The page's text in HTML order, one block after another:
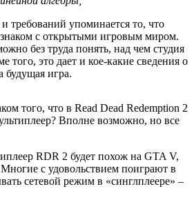
требований упоминается то, что
с открытыми игровым миром.
без труда понять, над чем студия
того, это дает и кое-какие сведения о
будущая игра.
того, что в Read Dead Redemption 2
Вполне возможно, но все
RDR 2 будет похож на GTA V,
Многие с удовольствием поиграют в
сетевой режим в «синглплеере» –